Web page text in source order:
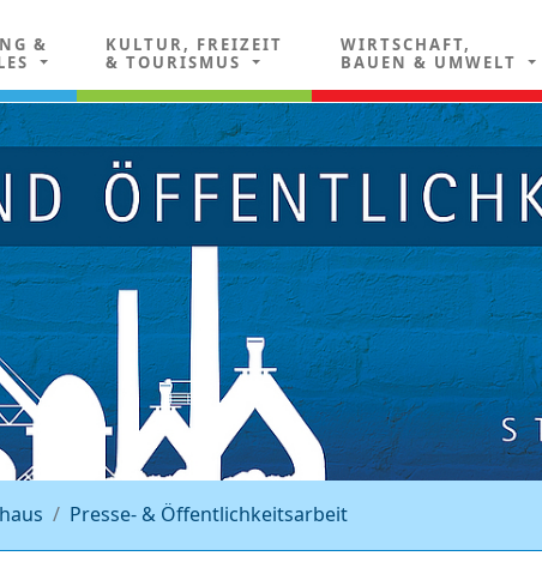
&
KULTUR, FREIZEIT
& TOURISMUS
WIRTSCHAFT,
BAUEN & UMWELT
Presse- & Öffentlichkeitsarbeit